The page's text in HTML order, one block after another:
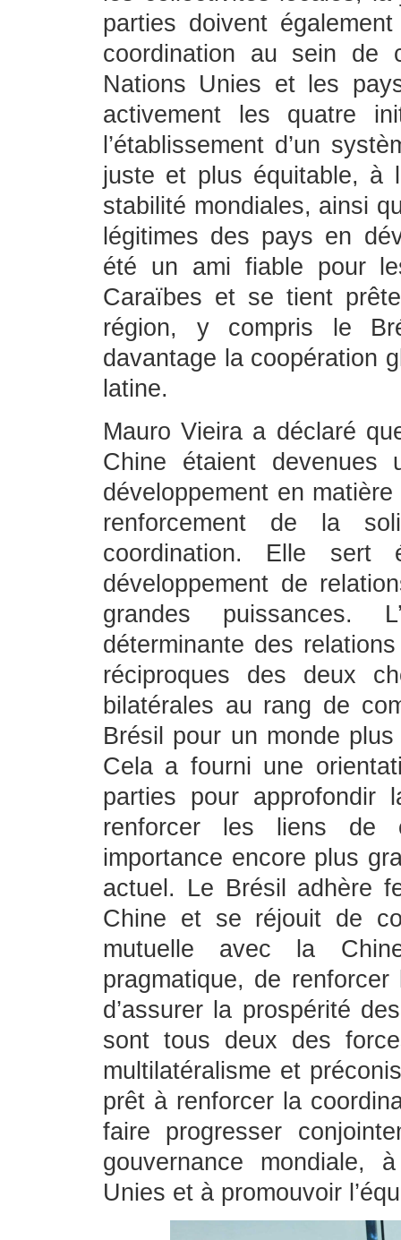
parties doivent
coordination au sein de
Nations Unies et les
activement les quatre
l’établissement d’un
juste et plus équitable, à
stabilité mondiales, ainsi
légitimes des pays en
été un ami fiable pour
Caraïbes et se tient
région, y compris le
davantage la coopération
latine.
Mauro Vieira a déclaré
Chine étaient
développement en
renforcement de la
coordination. Elle sert
développement de
grandes puissances.
déterminante des
réciproques des deux
bilatérales au rang de
Brésil pour un monde
Cela a fourni une
parties pour approfondir
renforcer les liens de
importance encore plus
actuel. Le Brésil adhère
Chine et se réjouit de
mutuelle avec la
pragmatique, de
d’assurer la prospérité
sont tous deux des
multilatéralisme et
prêt à renforcer la
faire progresser
gouvernance mondiale,
Unies et à promouvoir